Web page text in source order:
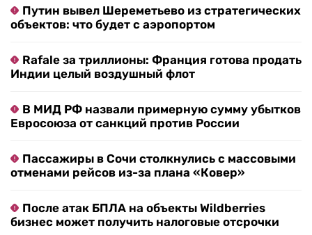
Путин вывел Шереметьево из стратегических
объектов: что будет с аэропортом
Rafale за триллионы: Франция готова продать
Индии целый воздушный флот
В МИД РФ назвали примерную сумму убытков
Евросоюза от санкций против России
Пассажиры в Сочи столкнулись с массовыми
отменами рейсов из-за плана «Ковер»
После атак БПЛА на объекты Wildberries
бизнес может получить налоговые отсрочки